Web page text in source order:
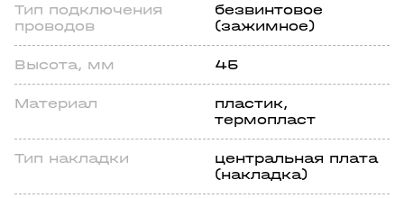
Тип подключения
проводов
безвинтовое
(зажимное)
Высота, мм 45
Материал
пластик,
термопласт
Тип накладки
центральная плата
(накладка)